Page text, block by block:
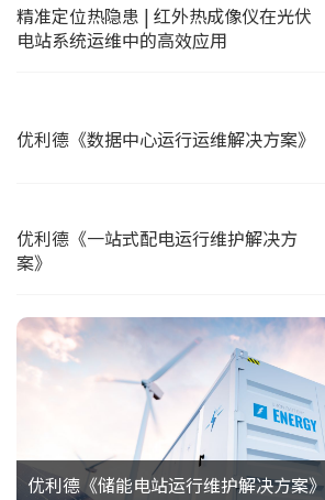
精准定位热隐患 | 红外热成像仪在光伏
电站系统运维中的高效应用
优利德《数据中心运行运维解决方案》
优利德《一站式配电运行维护解决方
案》
优利德《储能电站运行维护解决方案》